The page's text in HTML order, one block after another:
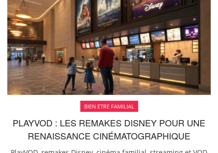
BIEN ETRE FAMILIAL
PLAYVOD : LES REMAKES DISNEY POUR UNE
RENAISSANCE CINÉMATOGRAPHIQUE